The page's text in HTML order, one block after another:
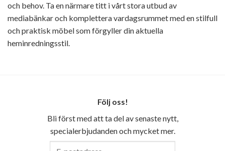
och behov. Ta en närmare titt i vårt stora utbud av
mediabänkar och komplettera vardagsrummet med en stilfull
och praktisk möbel som förgyller din aktuella
heminredningsstil.
Följ oss!
Bli först med att ta del av senaste nytt,
specialerbjudanden och mycket mer.